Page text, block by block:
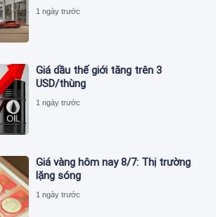
1 ngày trước
Giá dầu thế giới tăng trên 3
USD/thùng
1 ngày trước
Giá vàng hôm nay 8/7: Thị trường
lặng sóng
1 ngày trước